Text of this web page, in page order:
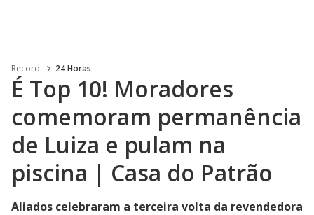
Record 24 Horas
É Top 10! Moradores
comemoram permanência
de Luiza e pulam na
piscina | Casa do Patrão
Aliados celebraram a terceira volta da revendedora